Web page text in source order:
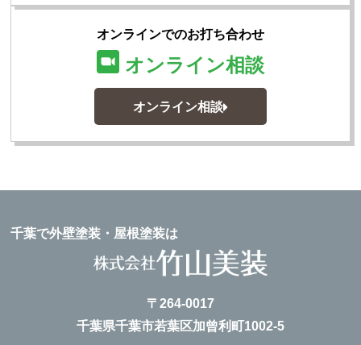
オンラインでのお打ち合わせ
オンライン相談
オンライン相談
千葉で外壁塗装・屋根塗装は
〒264-0017
千葉県千葉市若葉区加曾利町1002-5